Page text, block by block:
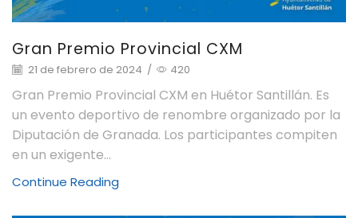
Gran Premio Provincial CXM
21 de febrero de 2024 / 420
Gran Premio Provincial CXM en Huétor Santillán. Es
un evento deportivo de renombre organizado por la
Diputación de Granada. Los participantes compiten
en un exigente...
Continue Reading